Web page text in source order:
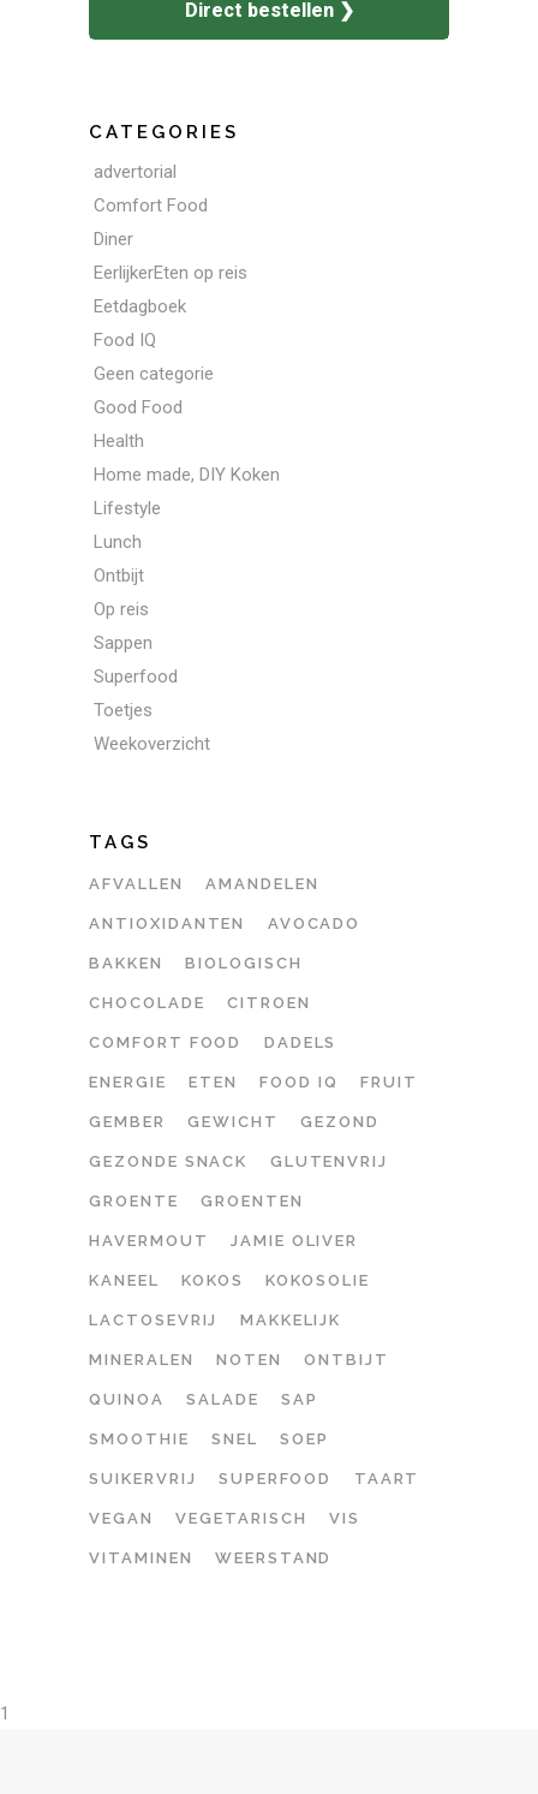
Direct bestellen ❯
CATEGORIES
advertorial
Comfort Food
Diner
EerlijkerEten op reis
Eetdagboek
Food IQ
Geen categorie
Good Food
Health
Home made, DIY Koken
Lifestyle
Lunch
Ontbijt
Op reis
Sappen
Superfood
Toetjes
Weekoverzicht
TAGS
AFVALLEN AMANDELEN
ANTIOXIDANTEN AVOCADO
BAKKEN BIOLOGISCH
CHOCOLADE CITROEN
COMFORT FOOD DADELS
ENERGIE ETEN FOOD IQ FRUIT
GEMBER GEWICHT GEZOND
GEZONDE SNACK GLUTENVRIJ
GROENTE GROENTEN
HAVERMOUT JAMIE OLIVER
KANEEL KOKOS KOKOSOLIE
LACTOSEVRIJ MAKKELIJK
MINERALEN NOTEN ONTBIJT
QUINOA SALADE SAP
SMOOTHIE SNEL SOEP
SUIKERVRIJ SUPERFOOD TAART
VEGAN VEGETARISCH VIS
VITAMINEN WEERSTAND
1